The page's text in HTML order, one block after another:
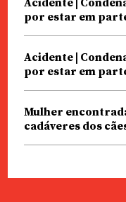
por estar em
Acidente |
por estar em
Mulher
cadáveres dos